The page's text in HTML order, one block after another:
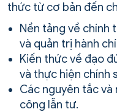
thức từ cơ bản đến
Nền tảng về chính
và quản trị hành
Kiến thức về đạo
và thực hiện chính
Các nguyên tắc và
công lẫn tư.